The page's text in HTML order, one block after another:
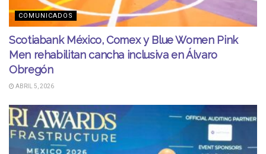
COMUNICADOS
Scotiabank México, Comex y Blue Women Pink
Men rehabilitan cancha inclusiva en Álvaro
Obregón
ABRIL 5, 2026